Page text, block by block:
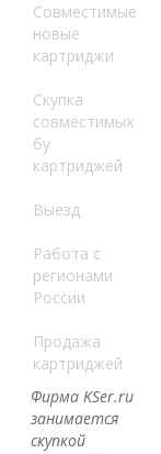
Совместимые
новые
картриджи
Скупка
совместимых
бу
картриджей
Выезд
Работа с
регионами
России
Продажа
картриджей
Фирма KSer.ru
занимается
скупкой